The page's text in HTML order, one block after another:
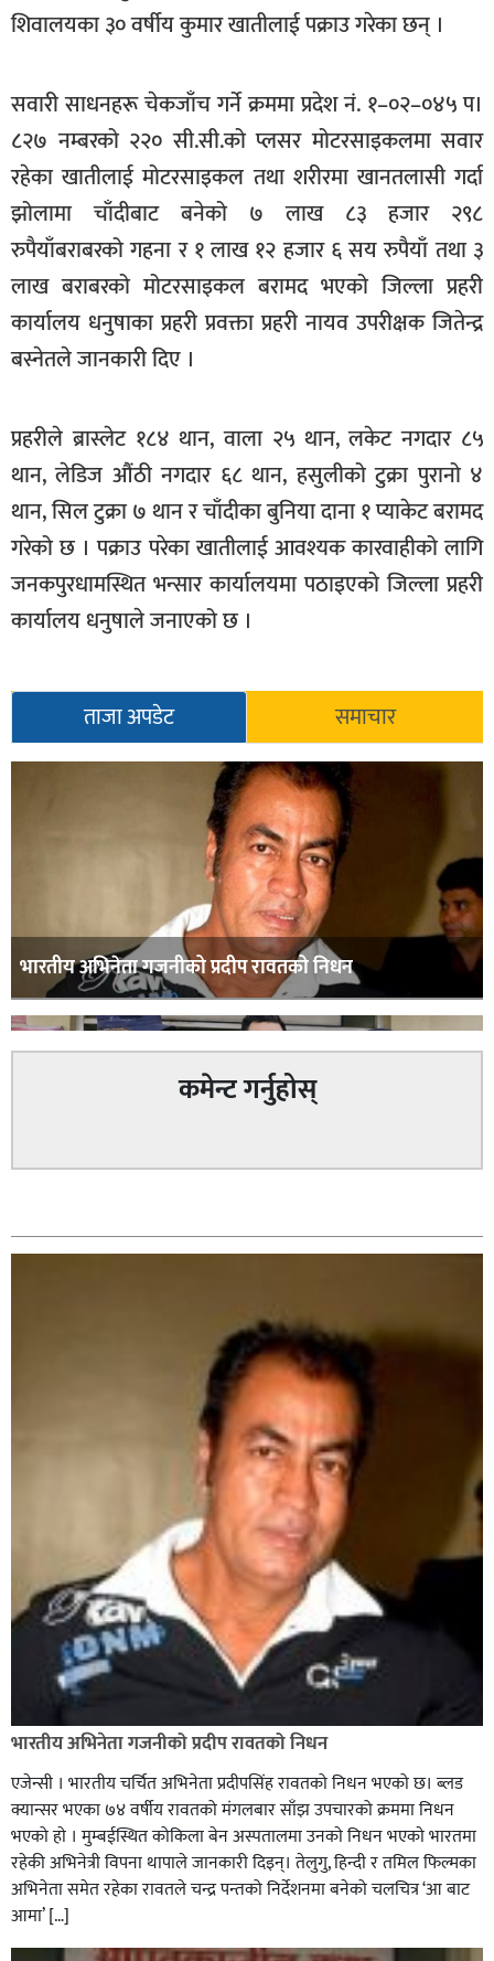
सूचना-
शिवालयका ३० वर्षीय कुमार खातीलाई पक्राउ गरेका छन् ।
सवारी साधनहरू चेकजाँच गर्ने क्रममा प्रदेश नं. १–०२–०४५ प।
८२७ नम्बरको २२० सी.सी.को प्लसर मोटरसाइकलमा सवार
रहेका खातीलाई मोटरसाइकल तथा शरीरमा खानतलासी गर्दा
झोलामा चाँदीबाट बनेको ७ लाख ८३ हजार २९८
रुपैयाँबराबरको गहना र १ लाख १२ हजार ६ सय रुपैयाँ तथा ३
लाख बराबरको मोटरसाइकल बरामद भएको जिल्ला प्रहरी
कार्यालय धनुषाका प्रहरी प्रवक्ता प्रहरी नायव उपरीक्षक जितेन्द्र
बस्नेतले जानकारी दिए ।
प्रहरीले ब्रास्लेट १८४ थान, वाला २५ थान, लकेट नगदार ८५
थान, लेडिज औंठी नगदार ६८ थान, हसुलीको टुक्रा पुरानो ४
थान, सिल टुक्रा ७ थान र चाँदीका बुनिया दाना १ प्याकेट बरामद
गरेको छ । पक्राउ परेका खातीलाई आवश्यक कारवाहीको लागि
जनकपुरधामस्थित भन्सार कार्यालयमा पठाइएको जिल्ला प्रहरी
कार्यालय धनुषाले जनाएको छ ।
ताजा अपडेट समाचार
भारतीय अभिनेता गजनीको प्रदीप रावतको निधन
टाउको दुख्नुको मुख्य कारण के के हुन्
कपिलवस्तुको शिवराज ९, हुलाकी राजमार्गमा मोटरसाइकलमा ७
जना सवार गम्भीर जोखिम,
कमेन्ट गर्नुहोस्
भारतीय अभिनेता गजनीको प्रदीप रावतको निधन
एजेन्सी । भारतीय चर्चित अभिनेता प्रदीपसिंह रावतको निधन भएको छ। ब्लड
क्यान्सर भएका ७४ वर्षीय रावतको मंगलबार साँझ उपचारको क्रममा निधन
भएको हाे । मुम्बईस्थित कोकिला बेन अस्पतालमा उनकाे निधन भएकाे भारतमा
रहेकी अभिनेत्री विपना थापाले जानकारी दिइन्। तेलुगु, हिन्दी र तमिल फिल्मका
अभिनेता समेत रहेका रावतले चन्द्र पन्तको निर्देशनमा बनेको चलचित्र ‘आ बाट
आमा’ […]